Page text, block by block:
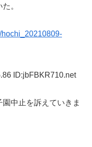
。
ID:jbFBKR710.net
中止を訴えていきま